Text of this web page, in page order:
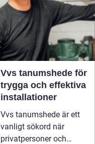
Vvs tanumshede för
trygga och effektiva
installationer
Vvs tanumshede är ett
vanligt sökord när
privatpersoner och